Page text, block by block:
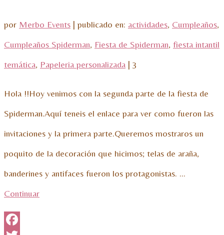
por Merbo Events | publicado en: actividades, Cumpleaños,
Cumpleaños Spiderman, Fiesta de Spiderman, fiesta intantil
temática, Papeleria personalizada | 3
Hola !!Hoy venimos con la segunda parte de la fiesta de
Spiderman.Aquí teneis el enlace para ver como fueron las
invitaciones y la primera parte.Queremos mostraros un
poquito de la decoración que hicimos; telas de araña,
banderines y antifaces fueron los protagonistas. …
Continuar